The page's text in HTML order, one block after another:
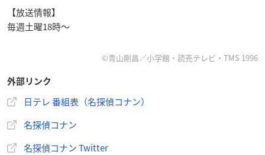
【放送情報】
毎週土曜18時〜
©青山剛昌／小学館・読売テレビ・TMS 1996
外部リンク
日テレ 番組表（名探偵コナン）
名探偵コナン
名探偵コナン Twitter